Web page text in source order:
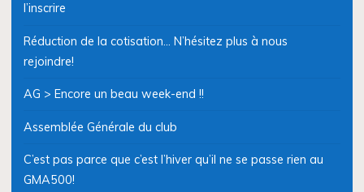
l’inscrire
Réduction de la cotisation… N’hésitez plus à nous
rejoindre!
AG > Encore un beau week-end !!
Assemblée Générale du club
C’est pas parce que c’est l’hiver qu’il ne se passe rien au
GMA500!